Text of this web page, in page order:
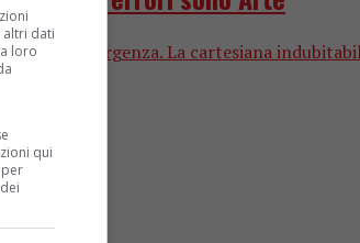
l’urgenza. La cartesiana
dati
loro
qui